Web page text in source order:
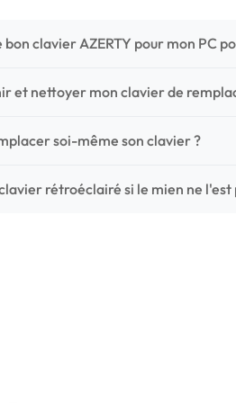
clavier AZERTY pour mon PC
vérifiez trois points critiques
et nettoyer mon clavier de
prolonge la vie de vos touches.
soi-même son clavier ?
accessible et très économique !
rétroéclairé si le mien ne l'est